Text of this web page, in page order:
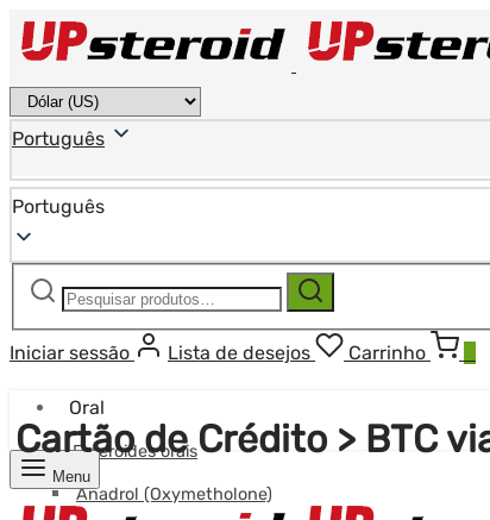
Português
Português
Pesquisar
Pesquisa
Iniciar sessão Lista de desejos Carrinho
Oral
Esteroides orais
Anadrol (Oxymetholone)
Menu
Cartão de Crédito > BTC